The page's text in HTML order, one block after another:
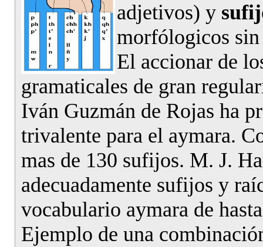
adjetivos) y
morfólogicos
El accionar de
gramaticales de gran
Iván Guzmán de Rojas ha
trivalente para el aymara.
mas de 130 sufijos. M. J.
adecuadamente sufijos y
vocabulario aymara de
Ejemplo de una